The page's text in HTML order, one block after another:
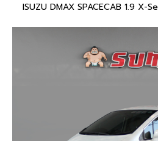
ISUZU DMAX SPACECAB 1.9 X-